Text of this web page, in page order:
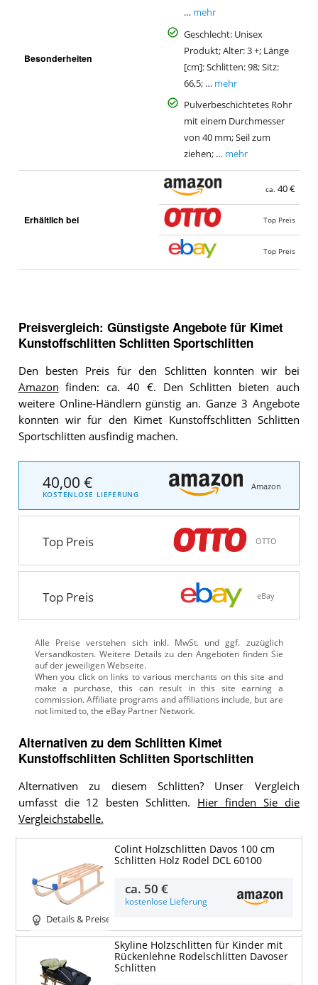
Besonderheiten
… mehr
Geschlecht: Unisex
Produkt; Alter: 3 +; Länge
[cm]: Schlitten: 98; Sitz:
66,5; … mehr
Pulverbeschichtetes Rohr
mit einem Durchmesser
von 40 mm; Seil zum
ziehen; … mehr
Erhältlich bei
ca. 40 €
Top Preis
Top Preis
Preisvergleich: Günstigste Angebote für Kimet
Kunstoffschlitten Schlitten Sportschlitten
Den besten Preis für den Schlitten konnten wir bei
Amazon finden: ca. 40 €. Den Schlitten bieten auch
weitere Online-Händlern günstig an. Ganze 3 Angebote
konnten wir für den Kimet Kunstoffschlitten Schlitten
Sportschlitten ausfindig machen.
40,00 €
KOSTENLOSE LIEFERUNG
Amazon
Top Preis OTTO
Top Preis eBay
Alle Preise verstehen sich inkl. MwSt. und ggf. zuzüglich
Versandkosten. Weitere Details zu den Angeboten finden Sie
auf der jeweiligen Webseite.
Alternativen zu dem Schlitten Kimet
Kunstoffschlitten Schlitten Sportschlitten
Alternativen zu diesem Schlitten? Unser Vergleich
umfasst die 12 besten Schlitten. Hier finden Sie die
Vergleichstabelle.
Details & Preise
Colint Holzschlitten Davos 100 cm
Schlitten Holz Rodel DCL 60100
ca. 50 €
kostenlose Lieferung
Skyline Holzschlitten für Kinder mit
Rückenlehne Rodelschlitten Davoser
Schlitten